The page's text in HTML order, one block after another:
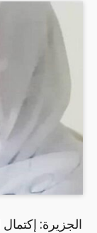
الجزيرة: إكتمال